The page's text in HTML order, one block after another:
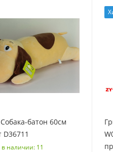
батон 60см
D36711
в наличии: 11